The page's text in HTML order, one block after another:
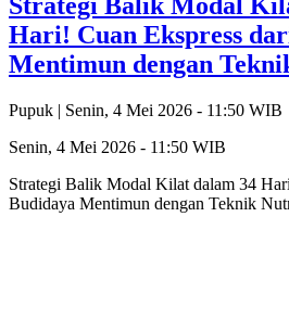
Strategi Balik Modal
Hari! Cuan Ekspress
Mentimun dengan
Pupuk | Senin, 4 Mei 2026 - 11:50 WIB
Senin, 4 Mei 2026 - 11:50 WIB
Strategi Balik Modal Kilat dalam 34
Budidaya Mentimun dengan Teknik